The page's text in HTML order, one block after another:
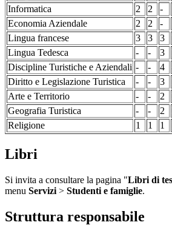
Informatica
2 2 -
Economia Aziendale
2 2 -
Lingua francese
3 3 3
Lingua Tedesca
- - 3
Discipline Turistiche e Aziendali - - 4
Diritto e Legislazione Turistica
- - 3
Arte e Territorio
- - 2
Geografia Turistica
- - 2
Religione
1 1 1
Libri
Si invita a consultare la pagina "Libri di
menu Servizi > Studenti e famiglie.
Struttura responsabile